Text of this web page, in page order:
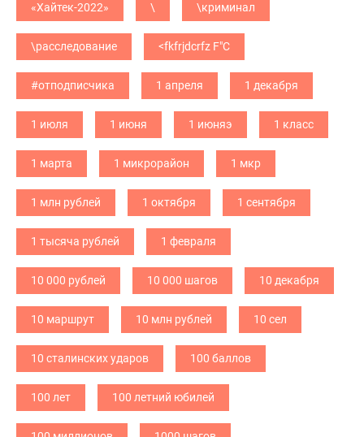
«Хайтек-2022» \ \криминал
\расследование <fkfrjdcrfz F"C
#отподписчика 1 апреля 1 декабря
1 июля 1 июня 1 июняэ 1 класс
1 марта 1 микрорайон 1 мкр
1 млн рублей 1 октября 1 сентября
1 тысяча рублей 1 февраля
10 000 рублей 10 000 шагов 10 декабря
10 маршрут 10 млн рублей 10 сел
10 сталинских ударов 100 баллов
100 лет 100 летний юбилей